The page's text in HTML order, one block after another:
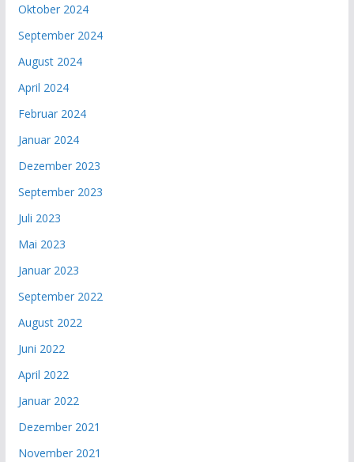
Oktober 2024
September 2024
August 2024
April 2024
Februar 2024
Januar 2024
Dezember 2023
September 2023
Juli 2023
Mai 2023
Januar 2023
September 2022
August 2022
Juni 2022
April 2022
Januar 2022
Dezember 2021
November 2021